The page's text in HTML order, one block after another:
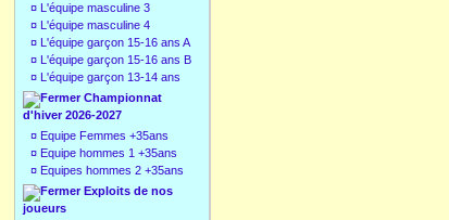
¤ L'équipe masculine 3
¤ L'équipe masculine 4
¤ L'équipe garçon 15-16 ans A
¤ L'équipe garçon 15-16 ans B
¤ L'équipe garçon 13-14 ans
Championnat
d'hiver 2026-2027
¤ Equipe Femmes +35ans
¤ Equipe hommes 1 +35ans
¤ Equipes hommes 2 +35ans
Exploits de nos
joueurs